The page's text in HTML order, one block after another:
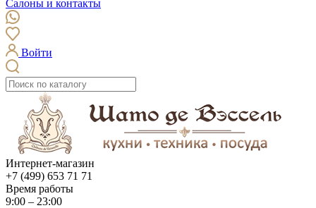
Салоны и контакты
Войти
Интернет-магазин
+7 (499) 653 71 71
Время работы
9:00 – 23:00